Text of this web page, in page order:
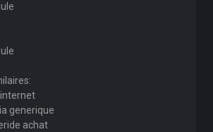
generique
achat